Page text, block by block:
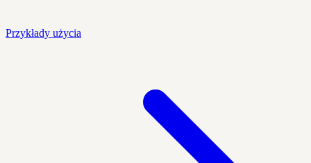
Przykłady użycia